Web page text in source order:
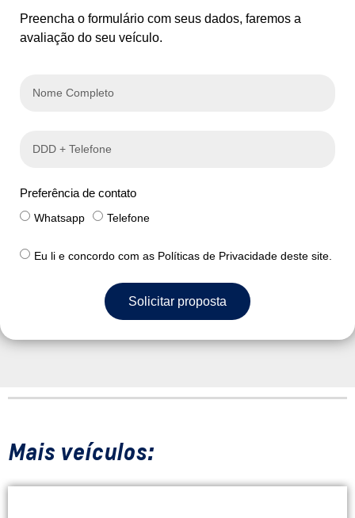
Preencha o formulário com seus dados, faremos a
avaliação do seu veículo.
Preferência de contato
Whatsapp Telefone
Eu li e concordo com as Políticas de Privacidade deste site.
Solicitar proposta
Mais veículos: